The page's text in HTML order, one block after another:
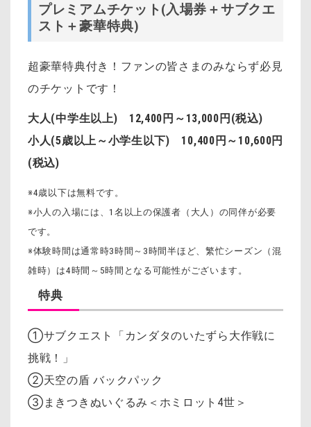
プレミアムチケット(入場券＋サブクエ
スト＋豪華特典)
超豪華特典付き！ファンの皆さまのみならず必見
のチケットです！
大人(中学生以上) 12,400円～13,000円(税込)
小人(5歳以上～小学生以下) 10,400円～10,600円
(税込)
※4歳以下は無料です。
※小人の入場には、1名以上の保護者（大人）の同伴が必要
です。
※体験時間は通常時3時間～3時間半ほど、繁忙シーズン（混
雑時）は4時間～5時間となる可能性がございます。
特典
①サブクエスト「カンダタのいたずら大作戦に
挑戦！」
②天空の盾 バックパック
③まきつきぬいぐるみ＜ホミロット4世＞